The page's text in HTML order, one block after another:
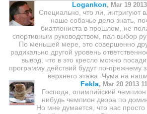
Logankon, Mar 19
Специально, что ли, интригуют
наше собачье дело знать,
биатлониста в прошлом, не
спортивным руководством, пал выбор
По меньшей мере, это совершенно
радикально другой уровень
вывод, что в это кресло можно
программу действий будут по-прежнему
верхнего этажа. Чума на
Fekla, Mar 20 2013
Господа, олимпийский
нибудь чемпион двора по
Но мне думается, что нас просто